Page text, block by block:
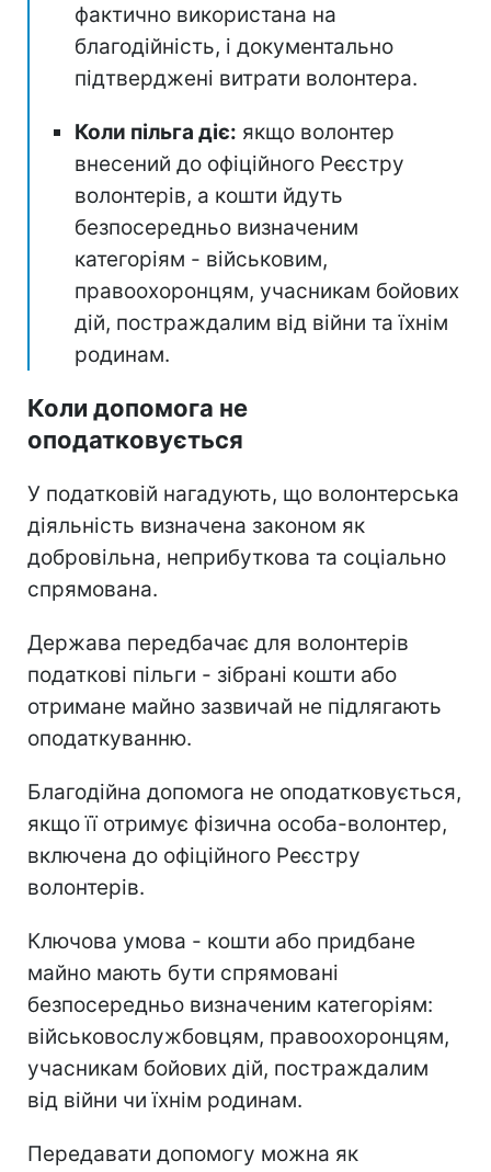
фактично використана на
благодійність, і документально
підтверджені витрати волонтера.
Коли пільга діє: якщо волонтер
внесений до офіційного Реєстру
волонтерів, а кошти йдуть
безпосередньо визначеним
категоріям - військовим,
правоохоронцям, учасникам бойових
дій, постраждалим від війни та їхнім
родинам.
Коли допомога не
оподатковується
У податковій нагадують, що волонтерська
діяльність визначена законом як
добровільна, неприбуткова та соціально
спрямована.
Держава передбачає для волонтерів
податкові пільги - зібрані кошти або
отримане майно зазвичай не підлягають
оподаткуванню.
Благодійна допомога не оподатковується,
якщо її отримує фізична особа-волонтер,
включена до офіційного Реєстру
волонтерів.
Ключова умова - кошти або придбане
майно мають бути спрямовані
безпосередньо визначеним категоріям:
військовослужбовцям, правоохоронцям,
учасникам бойових дій, постраждалим
від війни чи їхнім родинам.
Передавати допомогу можна як